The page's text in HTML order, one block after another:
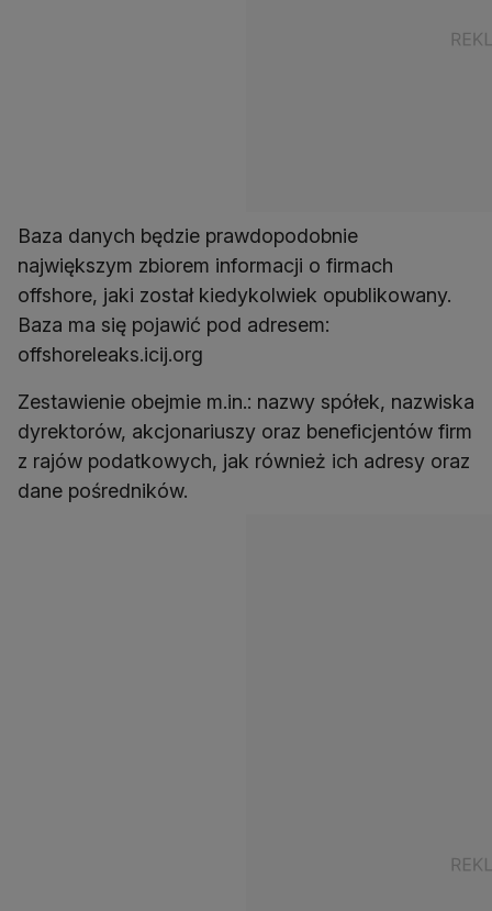
Baza danych będzie prawdopodobnie
największym zbiorem informacji o firmach
offshore, jaki został kiedykolwiek opublikowany.
Baza ma się pojawić pod adresem:
offshoreleaks.icij.org
Zestawienie obejmie m.in.: nazwy spółek, nazwiska
dyrektorów, akcjonariuszy oraz beneficjentów firm
z rajów podatkowych, jak również ich adresy oraz
dane pośredników.